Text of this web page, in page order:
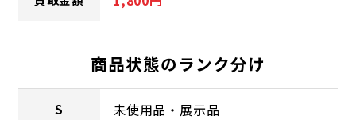
商品状態のランク分け
S 未使用品・展示品